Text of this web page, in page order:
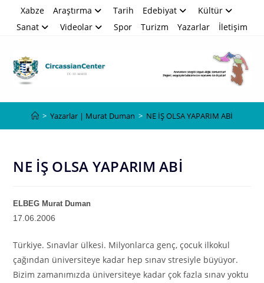
Xabze Araştırma Tarih Edebiyat
Kültür
Sanat
Videolar Spor Turizm Yazarlar İletişim
> Yazarlar | Murat Duman > NE İŞ OLSA YAPARIM ABİ
NE İŞ OLSA YAPARIM ABİ
ELBEG Murat Duman
17.06.2006
Türkiye. Sınavlar ülkesi. Milyonlarca genç, çocuk ilkokul
çağından üniversiteye kadar hep sınav stresiyle büyüyor.
Bizim zamanımızda üniversiteye kadar çok fazla sınav yoktu